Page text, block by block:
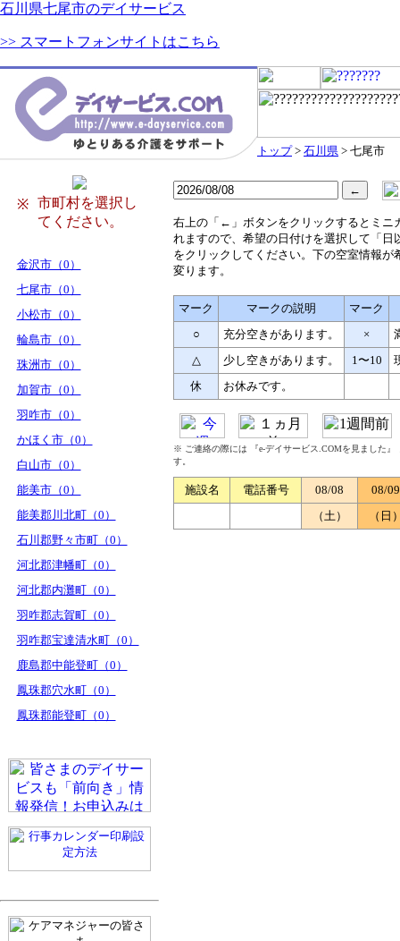
石川県七尾市のデイサービス
>> スマートフォンサイトはこちら
トップ> 石川県 > 七尾市
※
市町村を選択し
てください。
金沢市（0）
七尾市（0）
小松市（0）
輪島市（0）
珠洲市（0）
加賀市（0）
羽咋市（0）
かほく市（0）
白山市（0）
能美市（0）
能美郡川北町（0）
石川郡野々市町（0）
河北郡津幡町（0）
河北郡内灘町（0）
羽咋郡志賀町（0）
羽咋郡宝達清水町（0）
鹿島郡中能登町（0）
鳳珠郡穴水町（0）
鳳珠郡能登町（0）
右上の「←」ボタンをクリックするとミニ
れますので、希望の日付けを選択して「日
をクリックしてください。下の空室情報が
変ります。
マーク マークの説明
マーク
○
充分空きがあります。 ×
△
少し空きがあります。 1〜10
休
お休みです。
※ ご連絡の際には 『e-デイサービス.COMを見ました
す。
施設名 電話番号 08/08
08/09
（土）
（日